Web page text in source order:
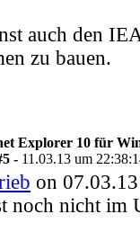
auch den
zu bauen.
Explorer 10 für
- 11.03.13 um
on
noch nicht im